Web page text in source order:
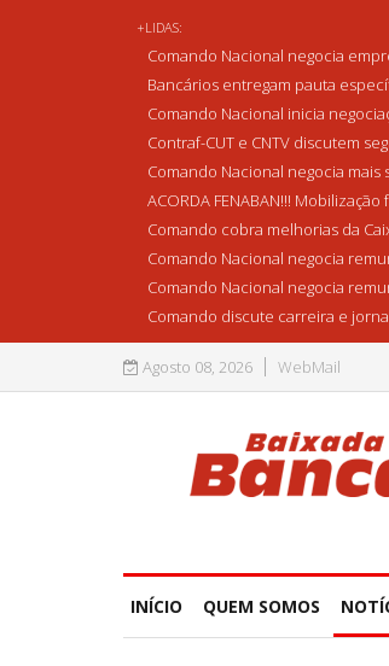
+LIDAS:
Comando Nacional negocia
Bancários entregam pauta
Comando Nacional inicia
Contraf-CUT e CNTV discutem
Comando Nacional negocia
ACORDA FENABAN!!!
Comando cobra melhorias da
Comando Nacional negocia
Comando Nacional negocia
Comando discute carreira e
Agosto 08, 2026 WebMail
INÍCIO QUEM SOMOS